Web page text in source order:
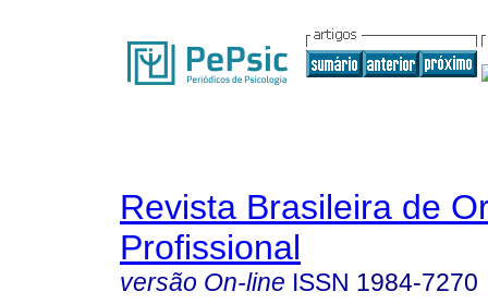
Revista Brasileira de
Profissional
versão On-line ISSN 1984-7270